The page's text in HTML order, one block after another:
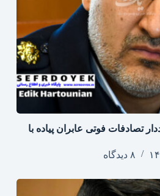
تصادفات فوتی عابران پیاده با
۸ دیدگاه